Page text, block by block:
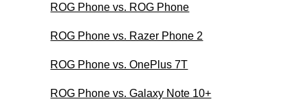
ROG Phone vs. ROG Phone
ROG Phone vs. Razer Phone 2
ROG Phone vs. OnePlus 7T
ROG Phone vs. Galaxy Note 10+